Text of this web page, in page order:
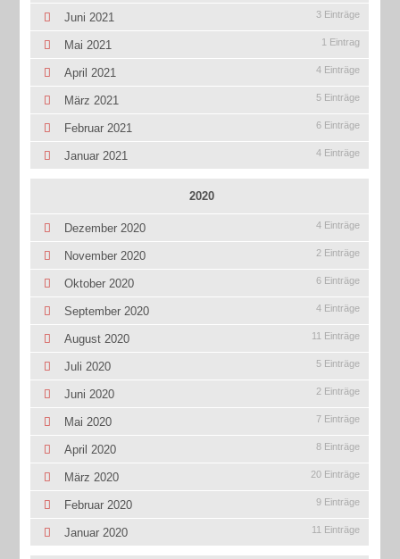
Juni 2021 3 Einträge
Mai 2021 1 Eintrag
April 2021 4 Einträge
März 2021 5 Einträge
Februar 2021 6 Einträge
Januar 2021 4 Einträge
2020
Dezember 2020 4 Einträge
November 2020 2 Einträge
Oktober 2020 6 Einträge
September 2020 4 Einträge
August 2020 11 Einträge
Juli 2020 5 Einträge
Juni 2020 2 Einträge
Mai 2020 7 Einträge
April 2020 8 Einträge
März 2020 20 Einträge
Februar 2020 9 Einträge
Januar 2020 11 Einträge